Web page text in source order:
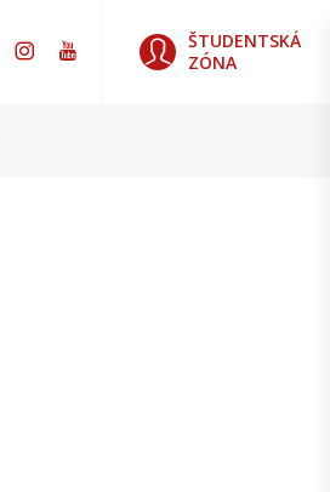
ŠTUDENTSKÁ
ZÓNA